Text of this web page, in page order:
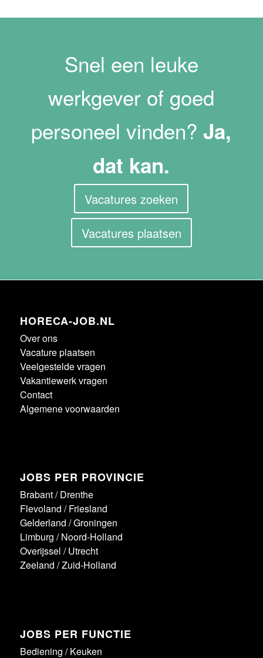
Snel een leuke
werkgever of goed
personeel vinden? Ja,
dat kan.
Vacatures zoeken
Vacatures plaatsen
HORECA-JOB.NL
Over ons
Vacature plaatsen
Veelgestelde vragen
Vakantiewerk vragen
Contact
Algemene voorwaarden
JOBS PER PROVINCIE
Brabant/Drenthe
Flevoland /Friesland
Gelderland /Groningen
Limburg /Noord-Holland
Overijssel /Utrecht
Zeeland /Zuid-Holland
JOBS PER FUNCTIE
Bediening /Keuken